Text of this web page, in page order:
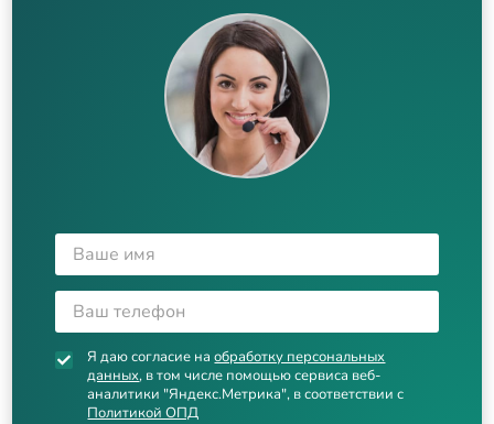
Я даю согласие наобработку персональных
данных, в том числе помощью сервиса веб-
аналитики "Яндекс.Метрика", в соответствии с
Политикой ОПД